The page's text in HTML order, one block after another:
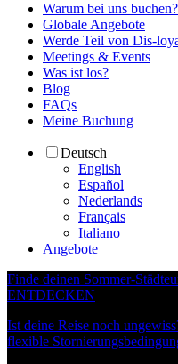
Warum bei uns buchen?
Globale Angebote
Werde Teil von Dis-
Meetings & Events
Was ist los?
Blog
FAQs
Meine Buchung
Deutsch
English
Español
Nederlands
Français
Italiano
Angebote
Finde deinen Sommer-
ENTDECKEN
Ist deine Reise noch
flexible